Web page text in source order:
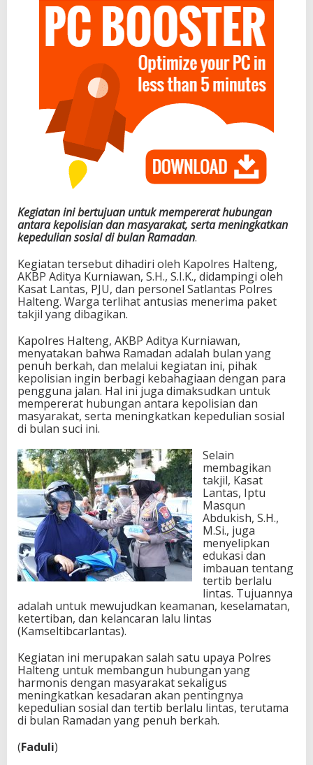
Kegiatan ini bertujuan untuk mempererat hubungan
antara kepolisian dan masyarakat, serta meningkatkan
kepedulian sosial di bulan Ramadan.
Kegiatan tersebut dihadiri oleh Kapolres Halteng,
AKBP Aditya Kurniawan, S.H., S.I.K., didampingi oleh
Kasat Lantas, PJU, dan personel Satlantas Polres
Halteng. Warga terlihat antusias menerima paket
takjil yang dibagikan.
Kapolres Halteng, AKBP Aditya Kurniawan,
menyatakan bahwa Ramadan adalah bulan yang
penuh berkah, dan melalui kegiatan ini, pihak
kepolisian ingin berbagi kebahagiaan dengan para
pengguna jalan. Hal ini juga dimaksudkan untuk
mempererat hubungan antara kepolisian dan
masyarakat, serta meningkatkan kepedulian sosial
di bulan suci ini.
Selain
membagikan
takjil, Kasat
Lantas, Iptu
Masqun
Abdukish, S.H.,
M.Si., juga
menyelipkan
edukasi dan
imbauan tentang
tertib berlalu
lintas. Tujuannya
adalah untuk mewujudkan keamanan, keselamatan,
ketertiban, dan kelancaran lalu lintas
(Kamseltibcarlantas).
Kegiatan ini merupakan salah satu upaya Polres
Halteng untuk membangun hubungan yang
harmonis dengan masyarakat sekaligus
meningkatkan kesadaran akan pentingnya
kepedulian sosial dan tertib berlalu lintas, terutama
di bulan Ramadan yang penuh berkah.
(Faduli)